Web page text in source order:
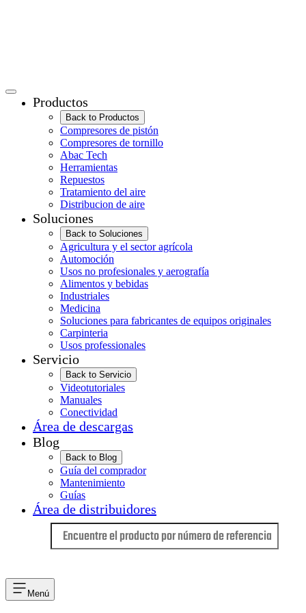
Productos
Back to Productos
Compresores de pistón
Compresores de tornillo
Abac Tech
Herramientas
Repuestos
Tratamiento del aire
Distribucion de aire
Soluciones
Back to Soluciones
Agricultura y el sector agrícola
Automoción
Usos no profesionales y aerografía
Alimentos y bebidas
Industriales
Medicina
Soluciones para fabricantes de equipos originales
Carpinteria
Usos professionales
Servicio
Back to Servicio
Videotutoriales
Manuales
Conectividad
Área de descargas
Blog
Back to Blog
Guía del comprador
Mantenimiento
Guías
Área de distribuidores
Menú